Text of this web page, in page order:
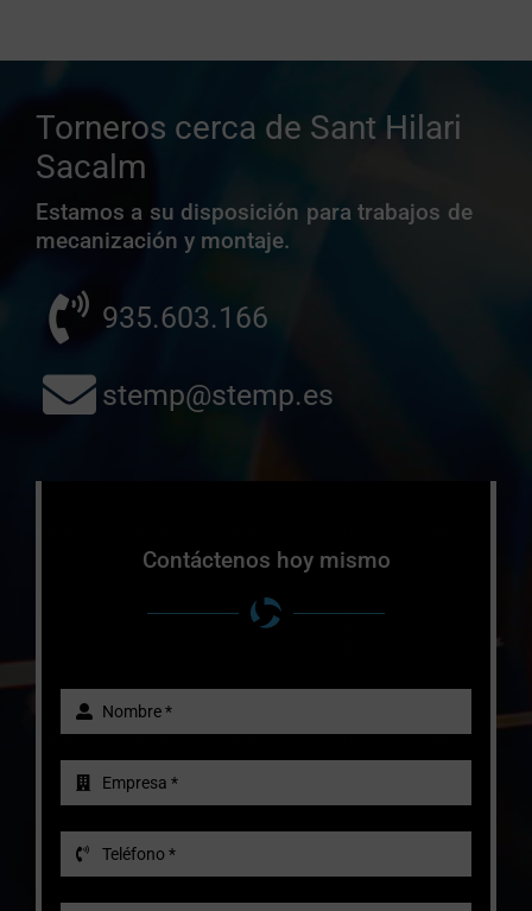
Torneros cerca de Sant Hilari
Sacalm
Estamos a su disposición para trabajos de
mecanización y montaje.
935.603.166
stemp@stemp.es
Contáctenos hoy mismo